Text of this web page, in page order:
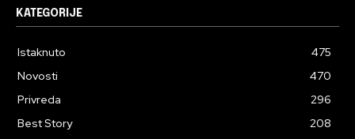
KATEGORIJE
Istaknuto
475
Novosti
470
Privreda
296
Best Story
208